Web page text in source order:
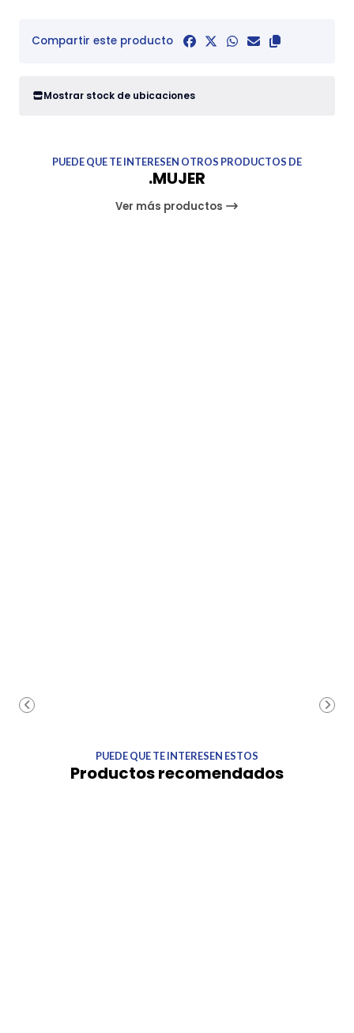
Compartir este producto
Mostrar stock de ubicaciones
PUEDE QUE TE INTERESEN OTROS PRODUCTOS DE
.MUJER
Ver más productos
PUEDE QUE TE INTERESEN ESTOS
Productos recomendados